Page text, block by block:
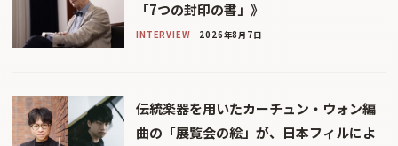
「7つの封印の書」》
INTERVIEW 2026年8月7日
伝統楽器を用いたカーチュン・ウォン編
曲の「展覧会の絵」が、日本フィルによ